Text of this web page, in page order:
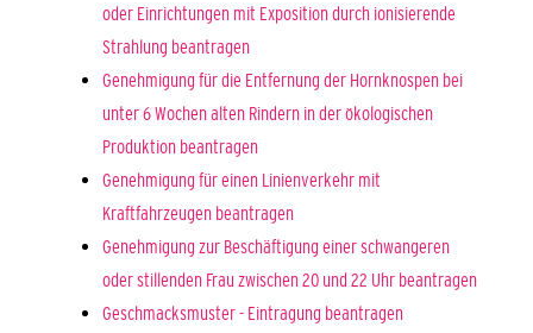
oder Einrichtungen mit Exposition durch ionisierende
Strahlung beantragen
Genehmigung für die Entfernung der Hornknospen bei
unter 6 Wochen alten Rindern in der ökologischen
Produktion beantragen
Genehmigung für einen Linienverkehr mit
Kraftfahrzeugen beantragen
Genehmigung zur Beschäftigung einer schwangeren
oder stillenden Frau zwischen 20 und 22 Uhr beantragen
Geschmacksmuster - Eintragung beantragen